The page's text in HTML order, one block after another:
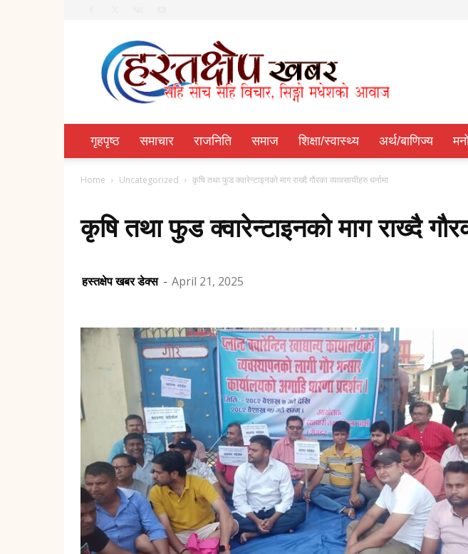
Hastachhep
Dainik
गृहपृष्ठ समाचार राजनिति समाज शिक्षा/स्वास्थ्य अर्थ/बाणिज्य
Home Uncategorized कृषि तथा फुड क्वारेन्टाइनको माग राख्दै गौरका व्यावसायीहरु धर्नामा
कृषि तथा फुड क्वारेन्टाइनको माग राख्दै
हस्तक्षेप खबर डेक्स - April 21, 2025